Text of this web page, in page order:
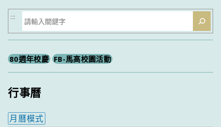
搜
尋
:::
80週年校慶 FB-馬高校園活動
行事曆
月曆模式